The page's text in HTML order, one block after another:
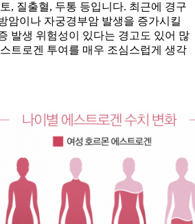
, 질출혈, 두통 등입니다. 최근에 경구
암이나 자궁경부암 발생을 증가시킬
발생 위험성이 있다는 경고도 있어 많
트로겐 투여를 매우 조심스럽게 생각